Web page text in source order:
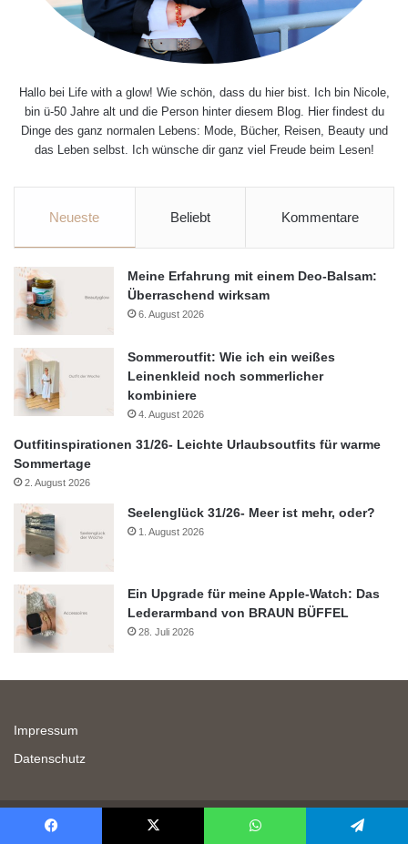
Hallo bei Life with a glow! Wie schön, dass du hier bist. Ich bin Nicole,
bin ü-50 Jahre alt und die Person hinter diesem Blog. Hier findest du
Dinge des ganz normalen Lebens: Mode, Bücher, Reisen, Beauty und
das Leben selbst. Ich wünsche dir ganz viel Freude beim Lesen!
Neueste Beliebt Kommentare
Meine Erfahrung mit einem Deo-Balsam:
Überraschend wirksam
6. August 2026
Sommeroutfit: Wie ich ein weißes
Leinenkleid noch sommerlicher
kombiniere
4. August 2026
Outfitinspirationen 31/26- Leichte Urlaubsoutfits für warme
Sommertage
2. August 2026
Seelenglück 31/26- Meer ist mehr, oder?
1. August 2026
Ein Upgrade für meine Apple-Watch: Das
Lederarmband von BRAUN BÜFFEL
28. Juli 2026
Impressum
Datenschutz
©: 2026 Lifewithaglow